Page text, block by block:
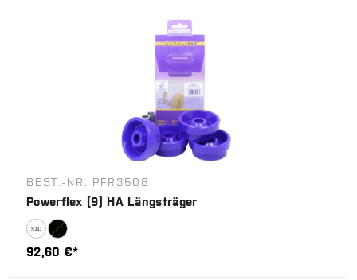
BEST.-NR. PFR3508
Powerflex (9) HA Längsträger
92,60 €*